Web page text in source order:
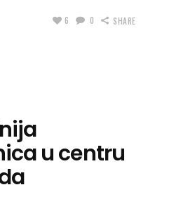
6 0 SHARE
u centru